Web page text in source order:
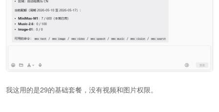
我这用的是29的基础套餐，没有视频和图片权限。